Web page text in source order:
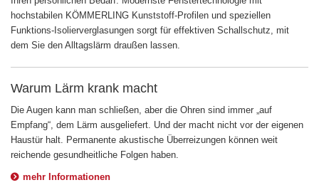
hochstabilen KÖMMERLING Kunststoff-Profilen und speziellen
Funktions-Isolierverglasungen sorgt für effektiven Schallschutz, mit
dem Sie den Alltagslärm draußen lassen.
Warum Lärm krank macht
Die Augen kann man schließen, aber die Ohren sind immer „auf
Empfang“, dem Lärm ausgeliefert. Und der macht nicht vor der eigenen
Haustür halt. Permanente akustische Überreizungen können weit
reichende gesundheitliche Folgen haben.
mehr Informationen